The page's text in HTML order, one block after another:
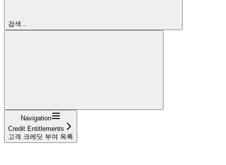
검색...
Navigation
Credit Entitlements
고객 크레딧 부여 목록